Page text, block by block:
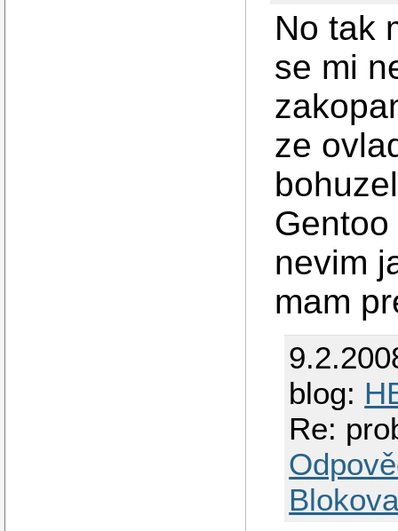
No tak
se mi
ze
nevim
mam
blog:
Re: